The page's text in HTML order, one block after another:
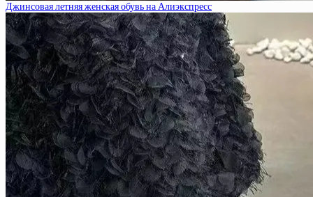
Джинсовая летняя женская обувь на Алиэкспресс